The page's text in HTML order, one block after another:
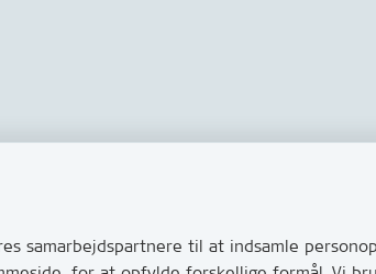
Digital Post
her hvordan
Cookies
samarbejdspartnere til at indsamle